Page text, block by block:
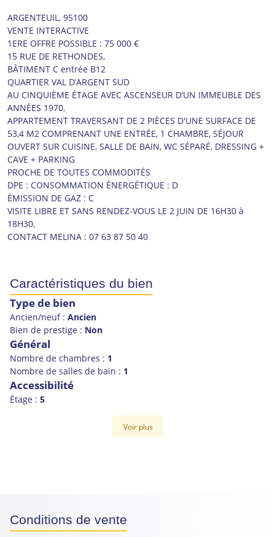
ARGENTEUIL, 95100
VENTE INTERACTIVE
1ERE OFFRE POSSIBLE : 75 000 €
15 RUE DE RETHONDES,
BÂTIMENT C entrée B12
QUARTIER VAL D’ARGENT SUD
AU CINQUIÈME ÉTAGE AVEC ASCENSEUR D’UN IMMEUBLE DES
ANNÉES 1970,
APPARTEMENT TRAVERSANT DE 2 PIÈCES D'UNE SURFACE DE
53,4 M2 COMPRENANT UNE ENTRÉE, 1 CHAMBRE, SÉJOUR
OUVERT SUR CUISINE, SALLE DE BAIN, WC SÉPARÉ, DRESSING +
CAVE + PARKING
PROCHE DE TOUTES COMMODITÉS
DPE : CONSOMMATION ÉNERGÉTIQUE : D
ÉMISSION DE GAZ : C
VISITE LIBRE ET SANS RENDEZ-VOUS LE 2 JUIN DE 16H30 à
18H30,
CONTACT MELINA : 07 63 87 50 40
Caractéristiques du bien
Type de bien
Ancien/neuf : Ancien
Bien de prestige : Non
Général
Nombre de chambres : 1
Nombre de salles de bain : 1
Accessibilité
Étage : 5
Voir plus
Conditions de vente